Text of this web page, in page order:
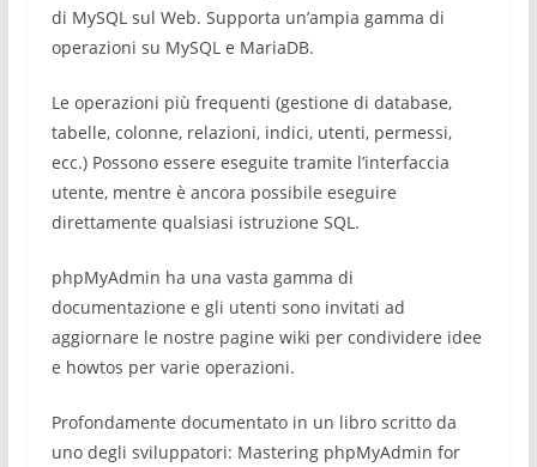
di MySQL sul Web. Supporta un’ampia gamma di
operazioni su MySQL e MariaDB.
Le operazioni più frequenti (gestione di database,
tabelle, colonne, relazioni, indici, utenti, permessi,
ecc.) Possono essere eseguite tramite l’interfaccia
utente, mentre è ancora possibile eseguire
direttamente qualsiasi istruzione SQL.
phpMyAdmin ha una vasta gamma di
documentazione e gli utenti sono invitati ad
aggiornare le nostre pagine wiki per condividere idee
e howtos per varie operazioni.
Profondamente documentato in un libro scritto da
uno degli sviluppatori: Mastering phpMyAdmin for